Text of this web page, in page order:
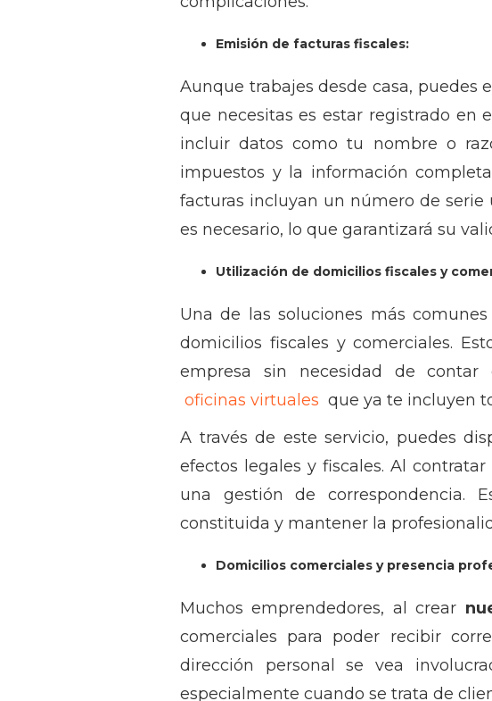
Emisión de facturas fiscales:
Aunque trabajes desde casa,
que necesitas es estar registrado en
incluir datos como tu nombre o
impuestos y la información
facturas incluyan un número de
es necesario, lo que garantizará su
Utilización de domicilios fiscales y
Una de las soluciones más
domicilios fiscales y comerciales.
empresa sin necesidad de
oficinas virtuales que ya te incluyen
A través de este servicio, puedes
efectos legales y fiscales. Al
una gestión de correspondencia.
constituida y mantener la
Domicilios comerciales y presencia
Muchos emprendedores, al crear
comerciales para poder recibir
dirección personal se vea
especialmente cuando se trata de